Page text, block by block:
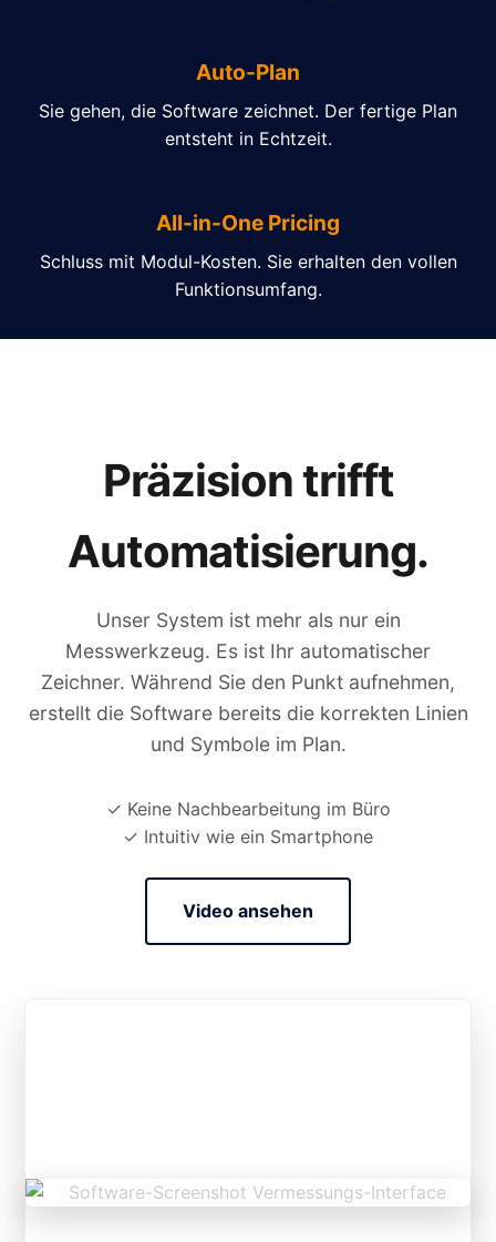
Auto-Plan
Sie gehen, die Software zeichnet. Der fertige Plan
entsteht in Echtzeit.
All-in-One Pricing
Schluss mit Modul-Kosten. Sie erhalten den vollen
Funktionsumfang.
Präzision trifft
Automatisierung.
Unser System ist mehr als nur ein
Messwerkzeug. Es ist Ihr automatischer
Zeichner. Während Sie den Punkt aufnehmen,
erstellt die Software bereits die korrekten Linien
und Symbole im Plan.
✓ Keine Nachbearbeitung im Büro
✓ Intuitiv wie ein Smartphone
Video ansehen